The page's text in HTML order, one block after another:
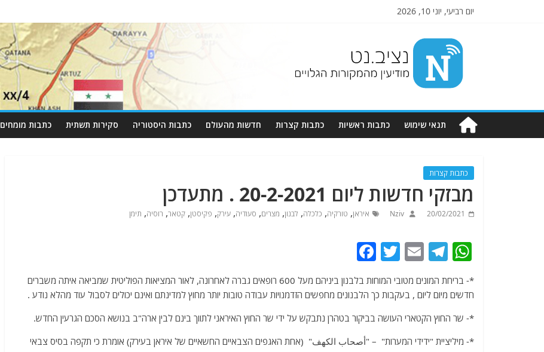
יום רביעי, יוני 10, 2026
Nziv.net
מודיעין
מהמקורות
תנאי שימוש כתבות ראשיות כתבות קצרות חדשות מהעולם כתבות היסטוריה סקירות תשתית כתבות מומחים
כתבות קצרות
מבזקי חדשות ליום 20-2-2021 . מתעדכן
20/02/2021
Nziv איראן, טורקיה, כלכלה, לבנון, מצרים, סעודיה, עירק, פקיסטן, קטאר, רוסיה, תימן
W
at
s
A
T
e
g
ra
E
ai
l
T
itt
er
a
c
e
b
*- בריחת המונים מטובי המוחות בלבנון ביניהם מעל 600 רופאים גברה לאחרונה, לאור המציאות הפוליטית שמביאה איתה משברים
חדשים מיום ליום , בעקבות כך הלבנונים מחפשים הזדמנויות עבודה טובות יותר מחוץ למדינתם ואינם יכולים לסבול עוד מהלא נודע .
*- שר החוץ הקטארי העושה בביקור בטהרן נתבקש על ידי שר החוץ האיראני לתווך בינם לבין ארה"ב בנושא הסכם הגרעין החדש.
*- מיליציית "ידידי המערות" – "أصحاب الكهف" (אחת האגפים הצבאיים החשאיים של איראן בעירק) אומרת כי תקפה בסיס צבאי